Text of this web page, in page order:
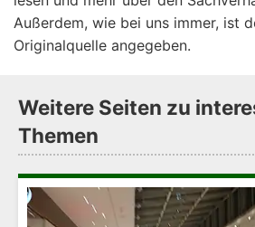
Außerdem, wie bei uns immer, ist
Originalquelle angegeben.
Weitere Seiten zu
Themen